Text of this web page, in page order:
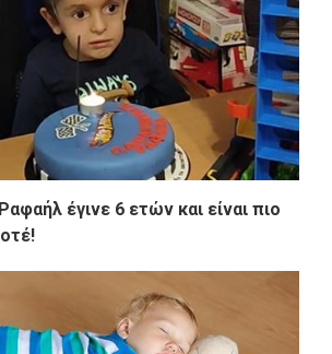
έγινε 6 ετών και είναι πιο